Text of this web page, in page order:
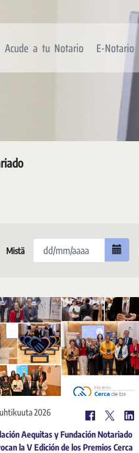
Acude a tu Notario E-Notario
Mistä
2026
Aequitas y Fundación Notariado
la V Edición de los Premios Cerca